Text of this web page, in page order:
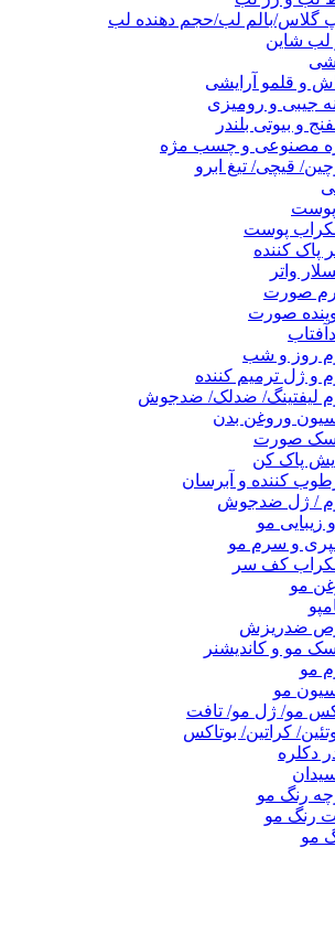
گلاس/بالم لب/حجم دهنده لب
لب شاین
و قلمو آرایشی
جیبی و رومیزی
و بیوتی بلندر
مصنوعی و چسب مژه
قیچی/ تیغ ابرو
پوست
پاک کننده
واتر
صورت
صورت
روز و شب
و ژل ترمیم کننده
لیفتینگ/ ضدلک/ ضدجوش
وروغن بدن
صورت
پاک کن
کننده و آبرسان
/ ژل ضدجوش
زیبایی مو
و سرم مو
کف سر
مو
ضدریزش
مو و کاندیشنر
مو
مو
مو/ ژل مو/ تافت
کراتین/ بوتاکس
دکلره
رنگ مو
رنگ مو
مو